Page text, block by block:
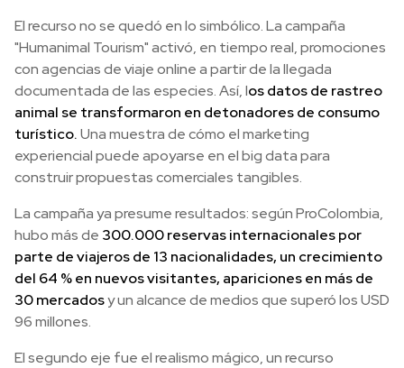
El recurso no se quedó en lo simbólico. La campaña
"Humanimal Tourism" activó, en tiempo real, promociones
con agencias de viaje online a partir de la llegada
documentada de las especies. Así, los datos de rastreo
animal se transformaron en detonadores de consumo
turístico.Una muestra de cómo el marketing
experiencial puede apoyarse en el big data para
construir propuestas comerciales tangibles.
La campaña ya presume resultados: según ProColombia,
hubo más de 300.000 reservas internacionales por
parte de viajeros de 13 nacionalidades, un crecimiento
del 64 % en nuevos visitantes, apariciones en más de
30 mercadosy un alcance de medios que superó los USD
96 millones.
El segundo eje fue el realismo mágico, un recurso